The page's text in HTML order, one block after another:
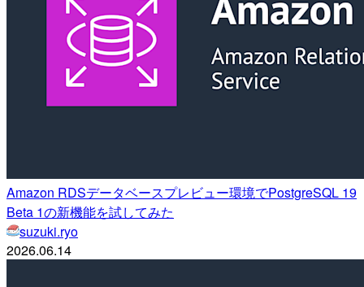
Amazon RDSデータベースプレビュー環境でPostgreSQL 19
Beta 1の新機能を試してみた
suzuki.ryo
2026.06.14